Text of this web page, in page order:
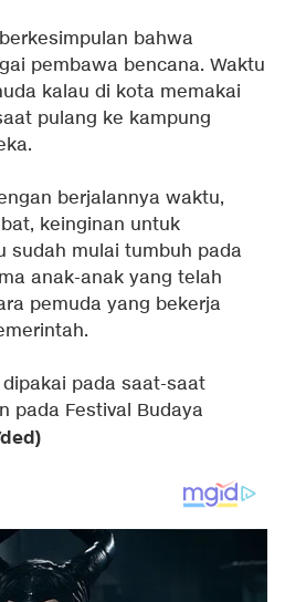
bahwa
pembawa bencana. Waktu
kalau di kota memakai
pulang ke kampung
berjalannya waktu,
keinginan untuk
sudah mulai tumbuh pada
anak-anak yang telah
pemuda yang bekerja
pada saat-saat
pada Festival Budaya